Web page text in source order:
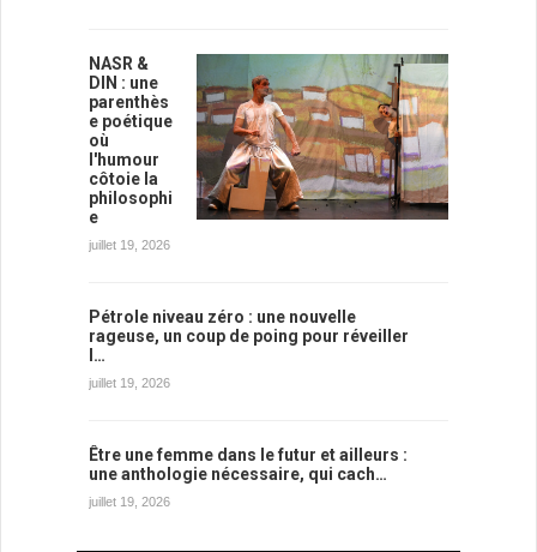
NASR &
DIN : une
parenthès
e poétique
où
l'humour
côtoie la
philosophi
e
juillet 19, 2026
Pétrole niveau zéro : une nouvelle
rageuse, un coup de poing pour réveiller
l…
juillet 19, 2026
Être une femme dans le futur et ailleurs :
une anthologie nécessaire, qui cach…
juillet 19, 2026